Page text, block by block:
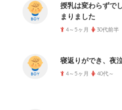
授乳は変わらずで
まりました
4～5ヶ月 30代前半
寝返りができ、夜
4～5ヶ月 40代～